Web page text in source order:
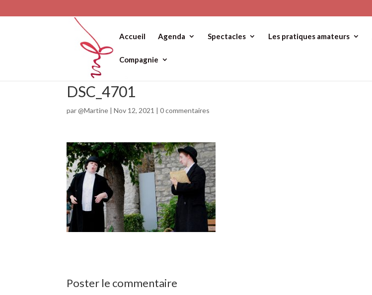
Accueil Agenda Spectacles Les pratiques amateurs
Compagnie
DSC_4701
par@Martine |Nov 12, 2021 |0 commentaires
Poster le commentaire